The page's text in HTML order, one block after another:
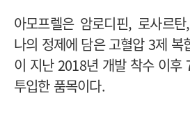
아모프렐은 암로디핀, 로사르
나의 정제에 담은 고혈압 3제 복
이 지난 2018년 개발 착수 이후
투입한 품목이다.